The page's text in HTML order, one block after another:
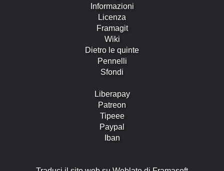
Informazioni
Licenza
Framagit
Wiki
Dietro le quinte
Pennelli
Sfondi
Liberapay
Patreon
Tipeee
Paypal
Iban